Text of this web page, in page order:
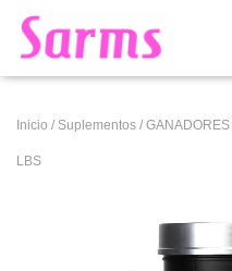
Inicio / Suplementos / GANADORES
LBS